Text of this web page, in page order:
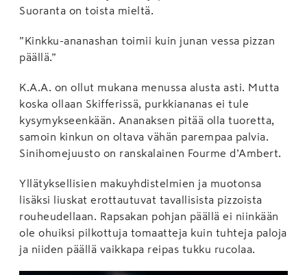
Suoranta on toista mieltä.
”Kinkku-ananashan toimii kuin junan vessa pizzan
päällä.”
K.A.A. on ollut mukana menussa alusta asti. Mutta
koska ollaan Skifferissä, purkkiananas ei tule
kysymykseenkään. Ananaksen pitää olla tuoretta,
samoin kinkun on oltava vähän parempaa palvia.
Sinihomejuusto on ranskalainen Fourme d’Ambert.
Yllätyksellisien makuyhdistelmien ja muotonsa
lisäksi liuskat erottautuvat tavallisista pizzoista
rouheudellaan. Rapsakan pohjan päällä ei niinkään
ole ohuiksi pilkottuja tomaatteja kuin tuhteja paloja
ja niiden päällä vaikkapa reipas tukku rucolaa.